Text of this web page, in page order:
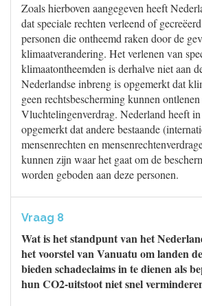
Zoals hierboven aangegeven heeft
dat speciale rechten verleend of
personen die ontheemd raken door de
klimaatverandering. Het verlenen van
klimaatontheemden is derhalve niet aan
Nederlandse inbreng is opgemerkt dat
geen rechtsbescherming kunnen
Vluchtelingenverdrag. Nederland heeft
opgemerkt dat andere bestaande
mensenrechten en
kunnen zijn waar het gaat om de
worden geboden aan deze personen.
Vraag 8
Wat is het standpunt van het
het voorstel van Vanuatu om landen
bieden schadeclaims in te dienen als
hun CO2-uitstoot niet snel